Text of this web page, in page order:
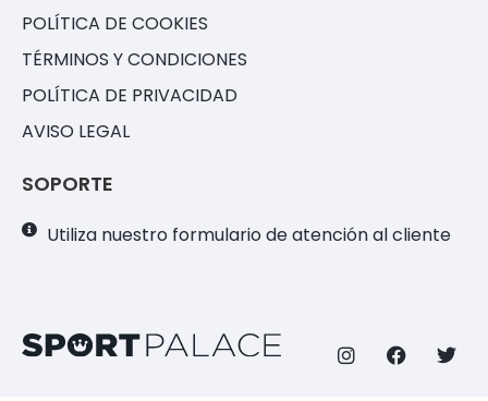
POLÍTICA DE COOKIES
TÉRMINOS Y CONDICIONES
POLÍTICA DE PRIVACIDAD
AVISO LEGAL
SOPORTE
Utiliza nuestro formulario de atención al cliente